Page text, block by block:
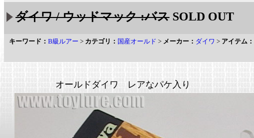
ダイワ / ウッドマック :バス SOLD OUT
キーワード： B級ルアー > カテゴリ： 国産オールド > メーカー： ダイワ > アイテム：
オールドダイワ レアなパケ入り